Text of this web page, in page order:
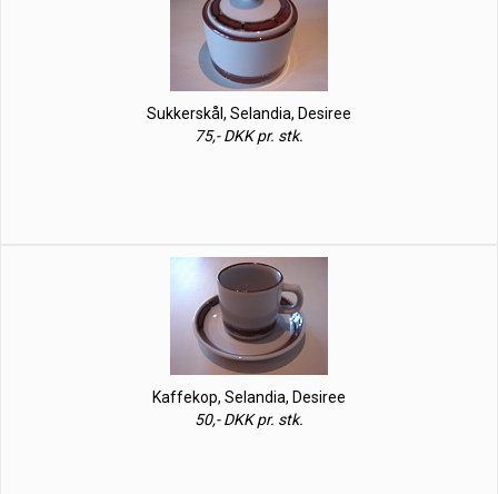
Sukkerskål, Selandia, Desiree
75,- DKK pr. stk.
Kaffekop, Selandia, Desiree
50,- DKK pr. stk.